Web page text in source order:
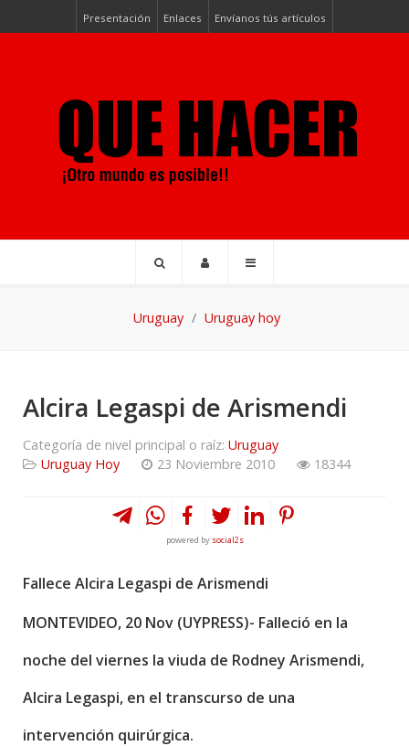
Presentación Enlaces Envíanos tús artículos
Uruguay Uruguay hoy
Alcira Legaspi de Arismendi
Categoría de nivel principal o raíz: Uruguay
Uruguay Hoy
23 Noviembre 2010 18344
powered by social2s
Fallece Alcira Legaspi de Arismendi
MONTEVIDEO, 20 Nov (UYPRESS)- Falleció en la
noche del viernes la viuda de Rodney Arismendi,
Alcira Legaspi, en el transcurso de una
intervención quirúrgica.